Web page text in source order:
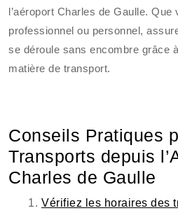
l’aéroport Charles de Gaulle.
professionnel ou personnel,
se déroule sans encombre grâce
matière de transport.
Conseils Pratiques
Transports depuis
Charles de Gaulle
Vérifiez les horaires des